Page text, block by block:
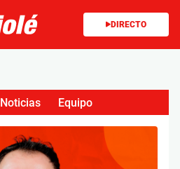
DIRECTO
Noticias Equipo